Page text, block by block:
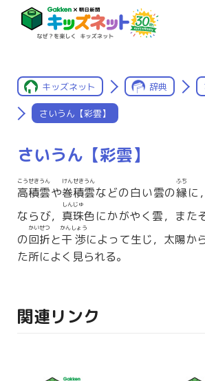
キッズネット 辞典
さいうん【彩雲】
さいうん【彩雲】
高積雲
こうせきうん
や巻積雲
けんせきうん
などの白い雲の縁
ふち
に
ならび， 真珠
しんじゅ
色にかがやく雲，また
の回折
かいせつ
と干渉
かんしょう
によって生じ，太陽か
た所によく見られる。
関連リンク